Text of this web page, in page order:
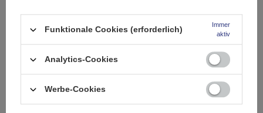
Mont Blanc AMC 5002-A46 Aluminium-Dachgepäckträger
Funktionale Cookies (erforderlich)
Immer
aktiv
Analytics-Cookies
Werbe-Cookies